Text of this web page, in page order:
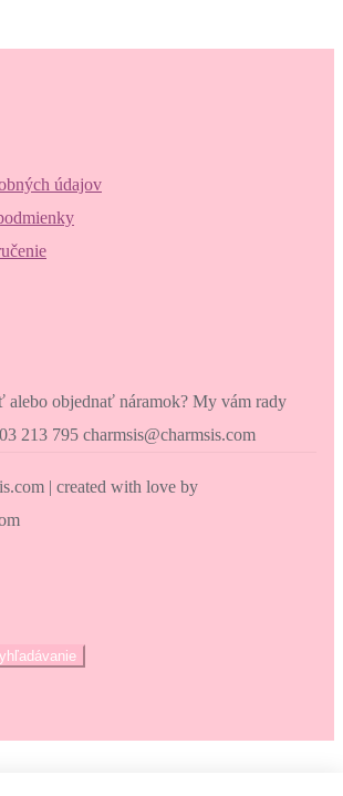
údajov
objednať náramok? My vám rady
213 795 charmsis@charmsis.com
| created with love by